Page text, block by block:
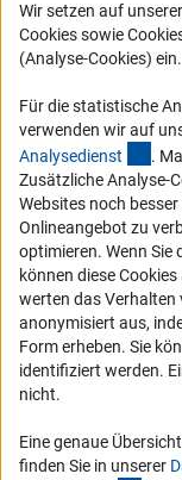
Logo und Corporate
RSS-Feeds
Vergabeverfahren
Barrierefreiheit
Service und
Erklärung zur
Barriere melden
DFG-aktuell
Erhalten Sie
schauen Sie sich die
Wir setzen auf
Cookies sowie
(Analyse-Cookies) ein.
Für die statistische
verwenden wir auf
Analysedienst
.
Zusätzliche Analyse-
Websites noch
Onlineangebot zu
optimieren. Wenn
können diese
werten das Verhalten
anonymisiert aus,
Form erheben. Sie
identifiziert werden.
nicht.
Eine genaue
finden Sie in unserer